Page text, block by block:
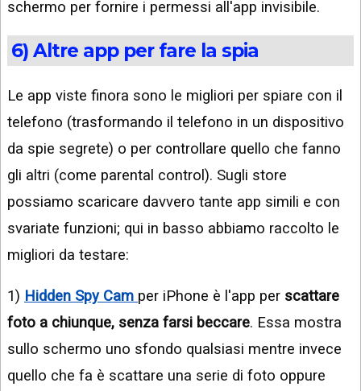
schermo per fornire i permessi all'app invisibile.
6) Altre app per fare la spia
Le app viste finora sono le migliori per spiare con il
telefono (trasformando il telefono in un dispositivo
da spie segrete) o per controllare quello che fanno
gli altri (come parental control). Sugli store
possiamo scaricare davvero tante app simili e con
svariate funzioni; qui in basso abbiamo raccolto le
migliori da testare:
1) Hidden Spy Cam per iPhone è l'app per scattare
foto a chiunque, senza farsi beccare. Essa mostra
sullo schermo uno sfondo qualsiasi mentre invece
quello che fa è scattare una serie di foto oppure